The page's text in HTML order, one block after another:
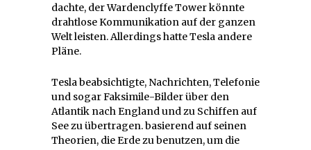
dachte, der Wardenclyffe Tower könnte
drahtlose Kommunikation auf der ganzen
Welt leisten. Allerdings hatte Tesla andere
Pläne.
Tesla beabsichtigte, Nachrichten, Telefonie
und sogar Faksimile-Bilder über den
Atlantik nach England und zu Schiffen auf
See zu übertragen. basierend auf seinen
Theorien, die Erde zu benutzen, um die